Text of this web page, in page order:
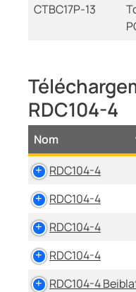
CTBC17P-13
RDC104-4
Nom
RDC104-4
RDC104-4
RDC104-4
RDC104-4
RDC104-4